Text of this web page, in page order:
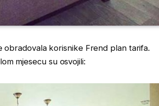
obradovala korisnike Frend plan tarifa.
mjesecu su osvojili: